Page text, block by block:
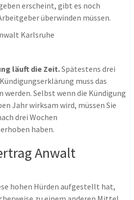
erscheint, gibt es noch
überwinden müssen.
läuft die Zeit.Spätestens drei
muss das
Selbst wenn die Kündigung
Jahr wirksam wird, müssen Sie
drei Wochen
haben.
Anwalt
hohen Hürden aufgestellt hat,